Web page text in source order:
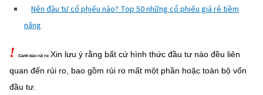
Nên đầu tư cổ phiếu nào? Top 50 những cổ phiếu giá rẻ tiềm
năng
! Cảnh báo rủi ro: Xin lưu ý rằng bất cứ hình thức đầu tư nào đều liên
quan đến rủi ro, bao gồm rủi ro mất một phần hoặc toàn bộ vốn
đầu tư.